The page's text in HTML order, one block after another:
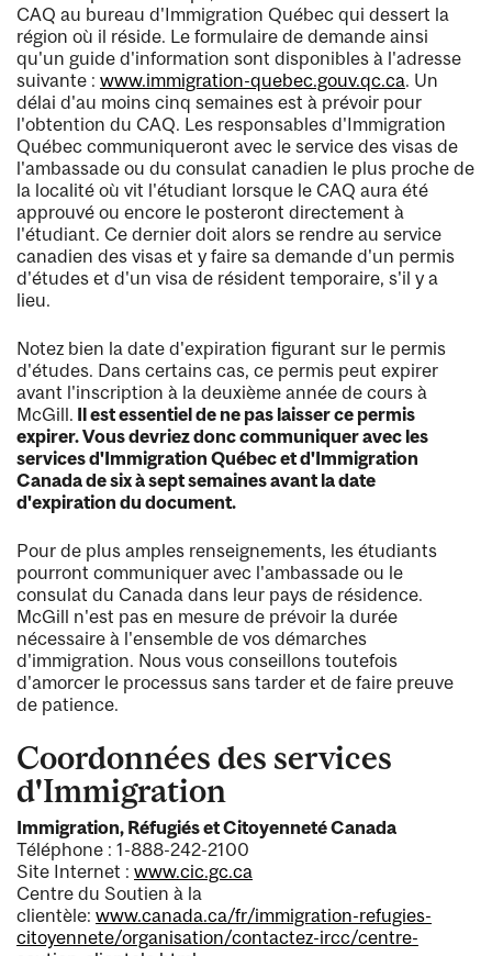
CAQ au bureau d'Immigration Québec qui dessert la
région où il réside. Le formulaire de demande ainsi
qu'un guide d'information sont disponibles à l'adresse
suivante : www.immigration-quebec.gouv.qc.ca. Un
délai d'au moins cinq semaines est à prévoir pour
l'obtention du CAQ. Les responsables d'Immigration
Québec communiqueront avec le service des visas de
l'ambassade ou du consulat canadien le plus proche de
la localité où vit l'étudiant lorsque le CAQ aura été
approuvé ou encore le posteront directement à
l'étudiant. Ce dernier doit alors se rendre au service
canadien des visas et y faire sa demande d'un permis
d'études et d'un visa de résident temporaire, s'il y a
lieu.
Notez bien la date d'expiration figurant sur le permis
d'études. Dans certains cas, ce permis peut expirer
avant l'inscription à la deuxième année de cours à
McGill. Il est essentiel de ne pas laisser ce permis
expirer. Vous devriez donc communiquer avec les
services d'Immigration Québec et d'Immigration
Canada de six à sept semaines avant la date
d'expiration du document.
Pour de plus amples renseignements, les étudiants
pourront communiquer avec l'ambassade ou le
consulat du Canada dans leur pays de résidence.
McGill n'est pas en mesure de prévoir la durée
nécessaire à l'ensemble de vos démarches
d'immigration. Nous vous conseillons toutefois
d'amorcer le processus sans tarder et de faire preuve
de patience.
Coordonnées des services
d'Immigration
Immigration, Réfugiés et Citoyenneté Canada
Téléphone : 1-888-242-2100
Site Internet : www.cic.gc.ca
Centre du Soutien à la
clientèle: www.canada.ca/fr/immigration-refugies-
citoyennete/organisation/contactez-ircc/centre-